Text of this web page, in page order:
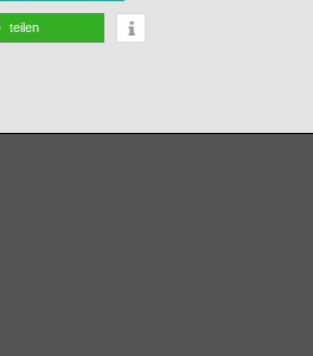
teilen